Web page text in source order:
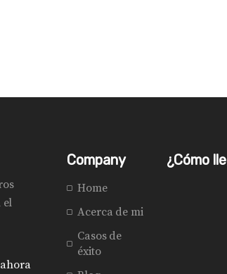
el
Company
Home
Acerca de mi
Casos de
éxito
¿Cómo